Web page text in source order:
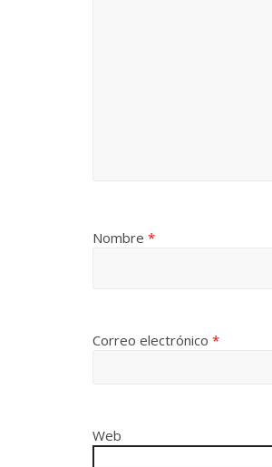
Nombre *
Correo electrónico *
Web